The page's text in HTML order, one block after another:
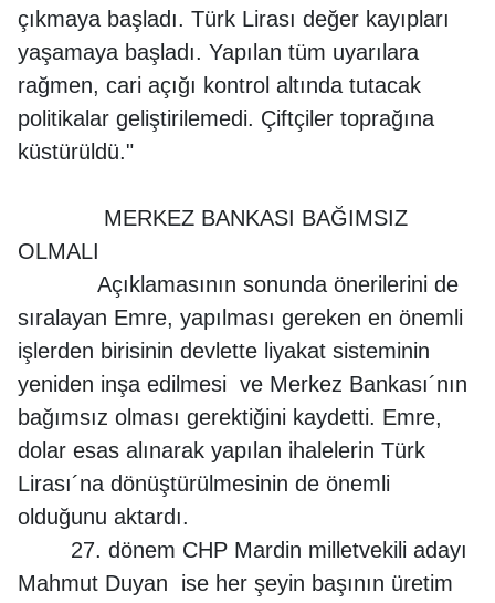
çıkmaya başladı. Türk Lirası değer kayıpları
yaşamaya başladı. Yapılan tüm uyarılara
rağmen, cari açığı kontrol altında tutacak
politikalar geliştirilemedi. Çiftçiler toprağına
küstürüldü."
MERKEZ BANKASI BAĞIMSIZ
OLMALI
Açıklamasının sonunda önerilerini de
sıralayan Emre, yapılması gereken en önemli
işlerden birisinin devlette liyakat sisteminin
yeniden inşa edilmesi ve Merkez Bankası´nın
bağımsız olması gerektiğini kaydetti. Emre,
dolar esas alınarak yapılan ihalelerin Türk
Lirası´na dönüştürülmesinin de önemli
olduğunu aktardı.
27. dönem CHP Mardin milletvekili adayı
Mahmut Duyan ise her şeyin başının üretim